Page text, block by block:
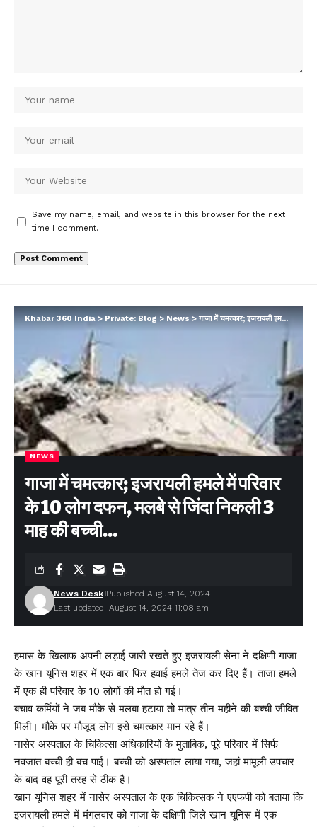
Save my name, email, and website in this browser for the next
time I comment.
Khabar 360 India > Private: Blog > News > गाजा में चमत्कार; इजरायली हमले में परिवार के 10 लोग दफन, मलबे से जिंदा निकली 3 माह की बच्ची…
NEWS
गाजा में चमत्कार; इजरायली हमले में परिवार
के 10 लोग दफन, मलबे से जिंदा निकली 3
माह की बच्ची…
Last updated: August 14, 2024 11:08 am
News Desk Published August 14, 2024
हमास के खिलाफ अपनी लड़ाई जारी रखते हुए इजरायली सेना ने दक्षिणी गाजा
के खान यूनिस शहर में एक बार फिर हवाई हमले तेज कर दिए हैं। ताजा हमले
में एक ही परिवार के 10 लोगों की मौत हो गई।
बचाव कर्मियों ने जब मौके से मलबा हटाया तो मात्र तीन महीने की बच्ची जीवित
मिली। मौके पर मौजूद लोग इसे चमत्कार मान रहे हैं।
नासेर अस्पताल के चिकित्सा अधिकारियों के मुताबिक, पूरे परिवार में सिर्फ
नवजात बच्ची ही बच पाई। बच्ची को अस्पताल लाया गया, जहां मामूली उपचार
के बाद वह पूरी तरह से ठीक है।
खान यूनिस शहर में नासेर अस्पताल के एक चिकित्सक ने एएफपी को बताया कि
इजरायली हमले में मंगलवार को गाजा के दक्षिणी जिले खान यूनिस में एक